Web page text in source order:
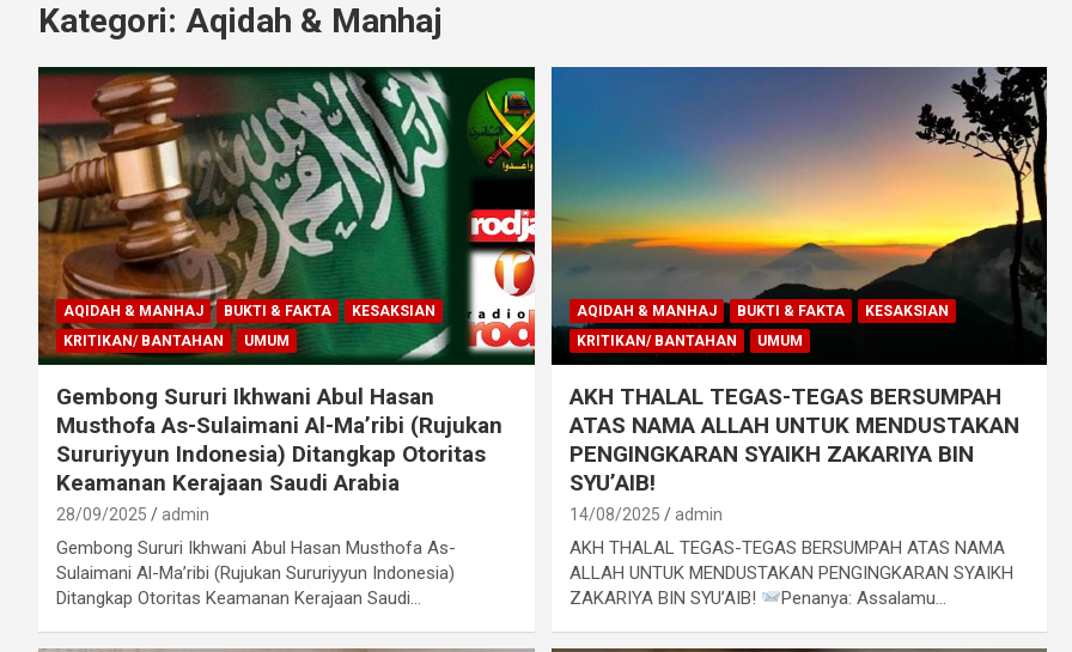
Kategori: Aqidah & Manhaj
AQIDAH & MANHAJ BUKTI & FAKTA
KESAKSIAN
KRITIKAN/ BANTAHAN
UMUM
Gembong Sururi Ikhwani Abul Hasan
Musthofa As-Sulaimani Al-Ma’ribi (Rujukan
Sururiyyun Indonesia) Ditangkap Otoritas
Keamanan Kerajaan Saudi Arabia
28/09/2025 admin
Gembong Sururi Ikhwani Abul Hasan Musthofa As-
Sulaimani Al-Ma’ribi (Rujukan Sururiyyun Indonesia)
Ditangkap Otoritas Keamanan Kerajaan Saudi…
AQIDAH & MANHAJ BUKTI & FAKTA
KESAKSIAN
KRITIKAN/ BANTAHAN
UMUM
AKH THALAL TEGAS-TEGAS BERSUMPAH
ATAS NAMA ALLAH UNTUK MENDUSTAKAN
PENGINGKARAN SYAIKH ZAKARIYA BIN
SYU’AIB!
14/08/2025 admin
AKH THALAL TEGAS-TEGAS BERSUMPAH ATAS NAMA
ALLAH UNTUK MENDUSTAKAN PENGINGKARAN SYAIKH
ZAKARIYA BIN SYU’AIB!
Penanya: Assalamu…